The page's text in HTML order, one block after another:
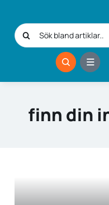
innehållet
Sök
efter:
finn din